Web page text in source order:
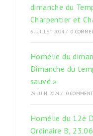
dimanche du
Charpentier et
6 JUILLET 2024 / 0
Homélie du
Dimanche du
sauvé »
29 JUIN 2024 / 0
Homélie du 12è
Ordinaire B,